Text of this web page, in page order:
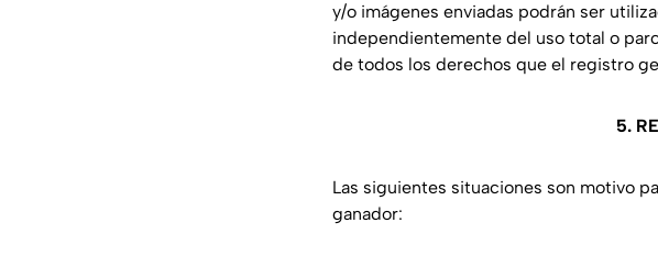
y/o imágenes enviadas podrán ser
independientemente del uso total o
de todos los derechos que el registro
5.
Las siguientes situaciones son motivo
ganador: